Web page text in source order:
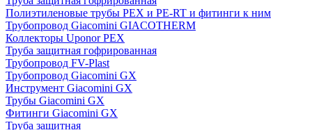
Полиэтиленовые трубы PEX и PE-RT и фитинги к ним
Трубопровод Giacomini GIACOTHERM
Коллекторы Uponor PEX
Труба защитная гофрированная
Трубопровод FV-Plast
Трубопровод Giacomini GX
Инструмент Giacomini GX
Трубы Giacomini GX
Фитинги Giacomini GX
Труба защитная